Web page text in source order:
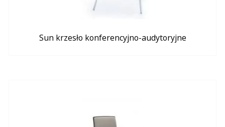
Sun krzesło konferencyjno-audytoryjne